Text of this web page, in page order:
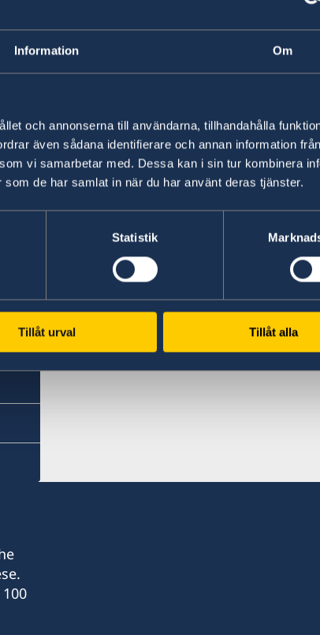
Information Om
och annonserna till användarna, tillhandahålla
även sådana identifierare och annan information
vi samarbetar med. Dessa kan i sin tur kombinera
de har samlat in när du har använt deras tjänster.
Statistik
Tillåt urval Tillåt alla
verður lokuð eftirfarandi
(30. júní-6. júlí) og vika 28 (7.-13. júlí).
Ræðisskrifstofur
Seyðisfjörður
Fossgata 4
710 Seyðisfjörður
Akureyri
Munkaþverárstræti 3,
600 Akureyri